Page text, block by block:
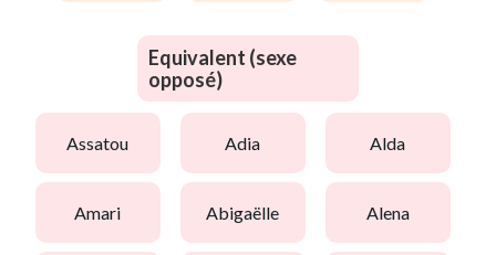
Equivalent (sexe
opposé)
assatou adia alda
amari abigaëlle alena